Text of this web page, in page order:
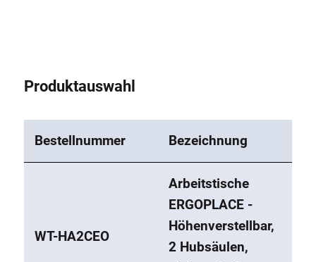
Produktauswahl
Bestellnummer Bezeichnung
WT-HA2CEO
Arbeitstische
ERGOPLACE -
Höhenverstellbar,
2 Hubsäulen,